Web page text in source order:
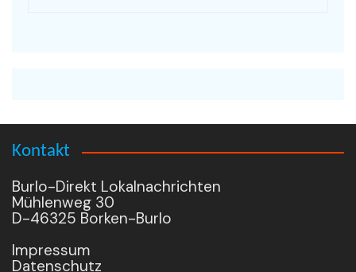
Kontakt
Burlo-Direkt Lokalnachrichten
Mühlenweg 30
D-46325 Borken-Burlo
Impressum
Datenschutz